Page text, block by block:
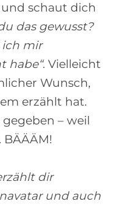
schaut dich
das gewusst?
ich mir
habe“. Vielleicht
Wunsch,
erzählt hat.
– weil
dir
und auch